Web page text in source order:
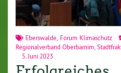
Eberswalde Forum Klimaschutz
Regionalverband Oberbarnim
5. Juni 2023